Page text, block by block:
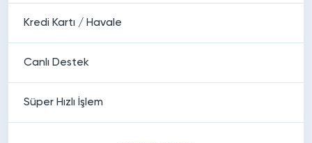
Kredi Kartı / Havale
Canlı Destek
Süper Hızlı İşlem